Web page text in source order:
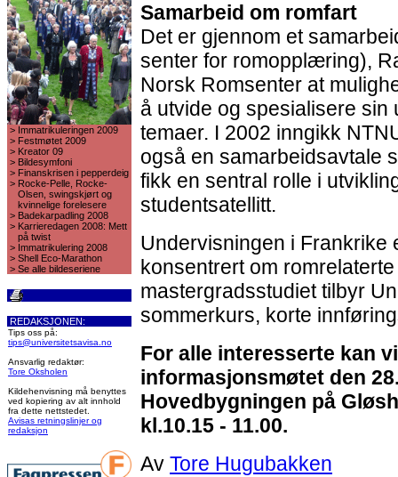
> Immatrikuleringen 2009
> Festmøtet 2009
> Kreator 09
> Bildesymfoni
> Finanskrisen i pepperdeig
> Rocke-Pelle, Rocke-
Olsen, swingskjørt og
kvinnelige forelesere
> Badekarpadling 2008
> Karrieredagen 2008: Mett
på twist
> Immatrikulering 2008
> Shell Eco-Marathon
> Se alle bildeseriene
REDAKSJONEN:
Tips oss på:
tips@universitetsavisa.no
Ansvarlig redaktør:
Tore Oksholen
Kildehenvisning må benyttes
ved kopiering av alt innhold
fra dette nettstedet.
Avisas retningslinjer og
redaksjon
Samarbeid om romfart
Det er gjennom et
senter for romopplæring),
Norsk Romsenter at
å utvide og spesialisere sin
temaer. I 2002 inngikk
også en samarbeidsavtale
fikk en sentral rolle i
studentsatellitt.
Undervisningen i Frankrike
konsentrert om
mastergradsstudiet tilbyr
sommerkurs, korte
For alle interesserte kan
informasjonsmøtet den
Hovedbygningen på
kl.10.15 - 11.00.
Av Tore Hugubakken